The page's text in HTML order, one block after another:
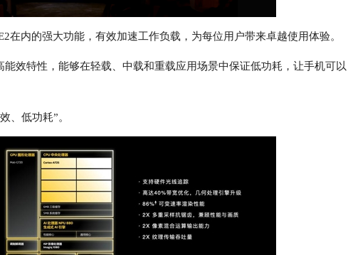
在内的强大功能，有效加速工作负载，为每位用户带来卓越使用体验。
效特性，能够在轻载、中载和重载应用场景中保证低功耗，让手机可以
、低功耗”。